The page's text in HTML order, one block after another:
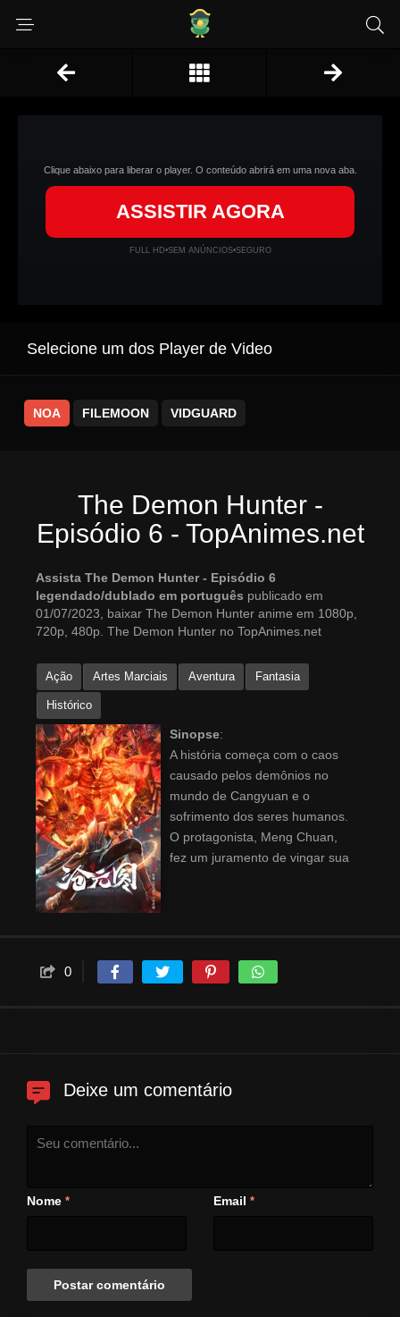
Clique abaixo para liberar o player. O conteúdo abrirá em uma nova aba.
ASSISTIR AGORA
FULL HD•SEM ANÚNCIOS•SEGURO
Selecione um dos Player de Video
NOA FILEMOON VIDGUARD
The Demon Hunter -
Episódio 6 - TopAnimes.net
Assista The Demon Hunter - Episódio 6
legendado/dublado em português publicado em
01/07/2023, baixar The Demon Hunter anime em 1080p,
720p, 480p. The Demon Hunter no TopAnimes.net
Ação Artes Marciais Aventura Fantasia
Histórico
Sinopse:
A história começa com o caos
causado pelos demônios no
mundo de Cangyuan e o
sofrimento dos seres humanos.
O protagonista, Meng Chuan,
fez um juramento de vingar sua
demoníaco com sua esgrima
decidida e firme. Gradualmente,
Dongning e foi adorado como
0
Deixe um comentário
Nome * Email *